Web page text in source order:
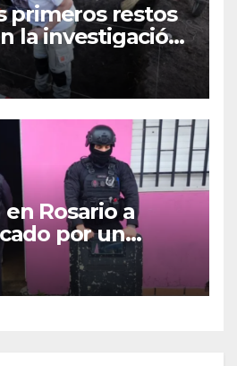
primeros restos
la investigación
Indígena de
de Obligado
Rosario a
por un
hechos de